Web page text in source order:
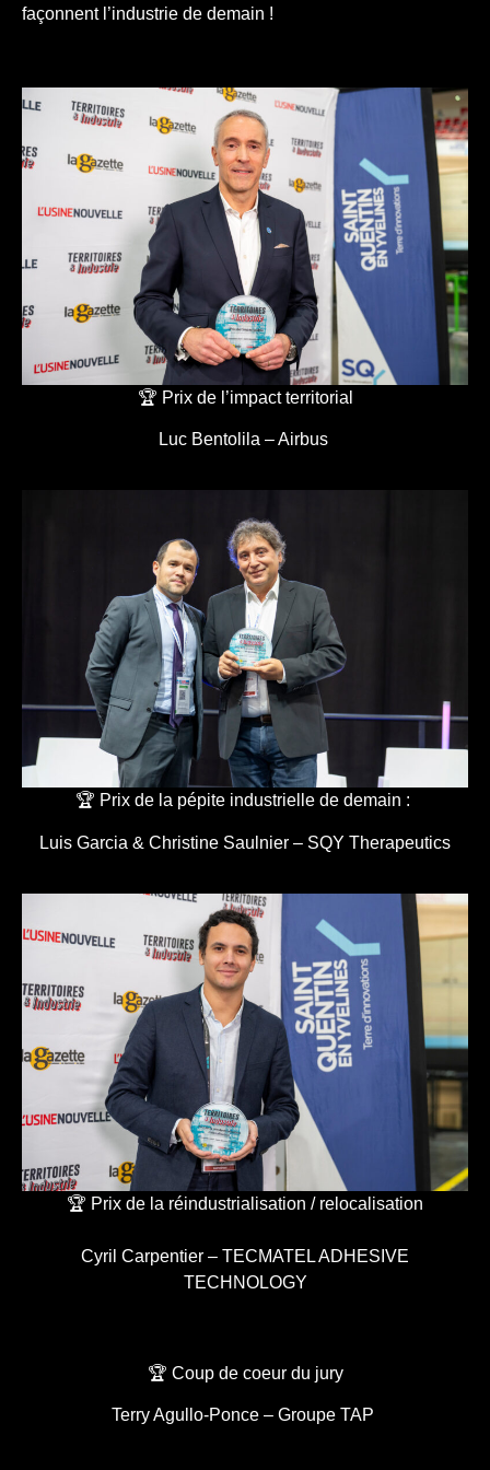
façonnent l’industrie de demain !
🏆 Prix de l’impact territorial
Luc Bentolila – Airbus
🏆 Prix de la pépite industrielle de demain :
Luis Garcia & Christine Saulnier – SQY Therapeutics
🏆 Prix de la réindustrialisation / relocalisation
Cyril Carpentier – TECMATEL ADHESIVE
TECHNOLOGY
🏆 Coup de coeur du jury
Terry Agullo-Ponce – Groupe TAP